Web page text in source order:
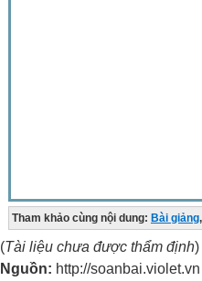
Tham khảo cùng nội dung: Bài giảng,
(Tài liệu chưa được thẩm định)
Nguồn: http://soanbai.violet.vn